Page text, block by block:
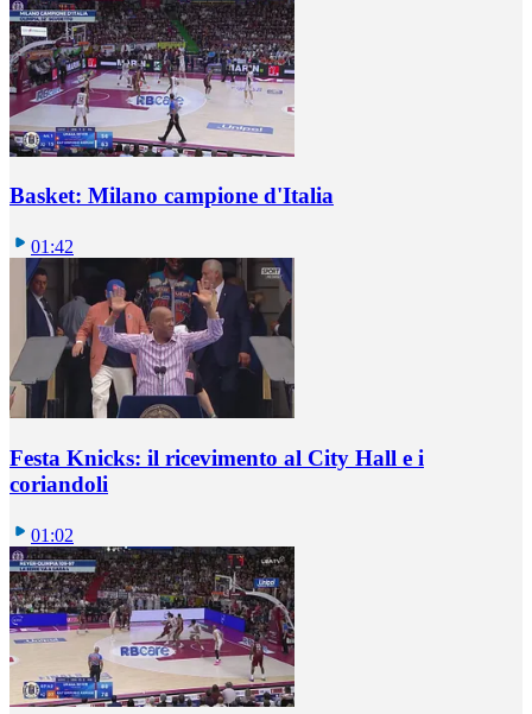
Basket: Milano campione d'Italia
01:42
Festa Knicks: il ricevimento al City Hall e i
coriandoli
01:02